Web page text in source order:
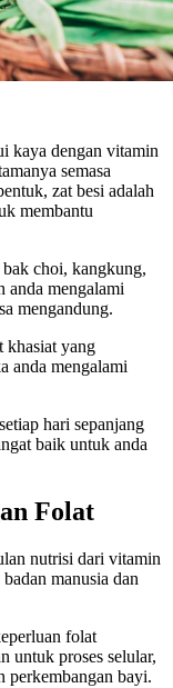
kaya dengan vitamin
semasa
zat besi adalah
membantu
choi, kangkung,
anda mengalami
mengandung.
khasiat yang
anda mengalami
hari sepanjang
baik untuk anda
Folat
nutrisi dari vitamin
manusia dan
folat
untuk proses selular,
perkembangan bayi.